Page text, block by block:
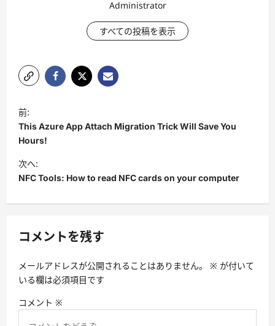
Administrator
すべての投稿を表示
投
稿
ナ
ビ
ゲ
ー
ョ
前:
This Azure App Attach Migration Trick Will Save You
Hours!
次へ:
NFC Tools: How to read NFC cards on your computer
コメントを残す
メールアドレスが公開されることはありません。 ※ が付いて
いる欄は必須項目です
コメント ※